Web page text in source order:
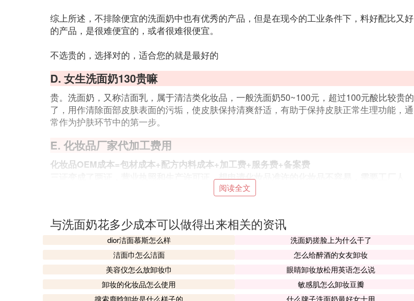
综上所述，不排除便宜的洗面奶中也有优秀的产品，但是在现今的工业条件下，料好配比又好
的产品，是很难便宜的，或者很难很便宜。
不选贵的，选择对的，适合您的就是最好的
D. 女生洗面奶130贵嘛
贵。洗面奶，又称洁面乳，属于清洁类化妆品，一般洗面奶50~100元，超过100元酸比较贵的
了，用作清除面部皮肤表面的污垢，使皮肤保持清爽舒适，有助于保持皮肤正常生理功能，通
常作为护肤环节中的第一步。
E. 化妆品厂家代加工费用
化妆品OEM成本=包材成本+配方内料成本+加工费+服务费+备案费
三证变成了两证，营业执照和生产许可证，想申请化妆品准许的化妆品不容易，需要工厂人
员，运营费用，生产设备，灌装设备等怎么都需要百万元，没有稳定的客源是很难做一家化妆
搞清楚这个问题我们先了解一下，之前学到的东西，产品成本=包材费用+内料费用+服务费
。内外费用好理解(外包材费、内陆梁料膏体费用)，服务费用包括产品策划、设计、购买包
材、配方等等服务，有些费用直接在ODM加工是一起算到内料费用里，产品生产成本包括了，
产品备案费用、物流运输、仓管费用等。
化妆品OEM贴牌费用庞杂，涉及到的因素有很多，很难精准算出大约需要多少资金，我可
以划范围，根据自己情况套用自己品牌需要资金多少钱，我粗略的统计如果要做一个系列的产
阅读全文
与洗面奶花多少成本可以做得出来相关的资讯
dior洁面慕斯怎么样
洗面奶搓脸上为什么干了
洁面巾怎么洁面
怎么给醉酒的女友卸妆
美容仪怎么放卸妆巾
眼睛卸妆放松用英语怎么说
卸妆的化妆品怎么使用
敏感肌怎么卸妆豆瓣
搜索鹿晗卸妆是什么样子的
什么牌子洗面奶最好女士用